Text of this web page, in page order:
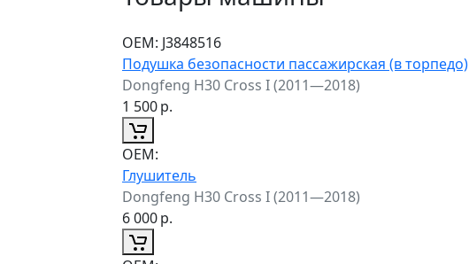
ОЕМ: J3848516
Подушка безопасности пассажирская (в торпедо)
Dongfeng H30 Cross I (2011—2018)
1 500р.
ОЕМ:
Глушитель
Dongfeng H30 Cross I (2011—2018)
6 000р.